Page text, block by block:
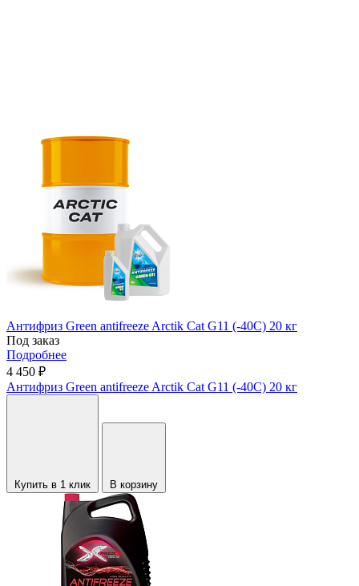
Антифриз Green antifreeze Arctik Cat G11 (-40C) 20 кг
Под заказ
Подробнее
4 450 ₽
Антифриз Green antifreeze Arctik Cat G11 (-40C) 20 кг
Купить в 1 клик В корзину